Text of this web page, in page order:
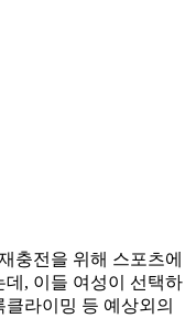
충전을 위해 스포츠에
, 이들 여성이 선택하
라이밍 등 예상외의